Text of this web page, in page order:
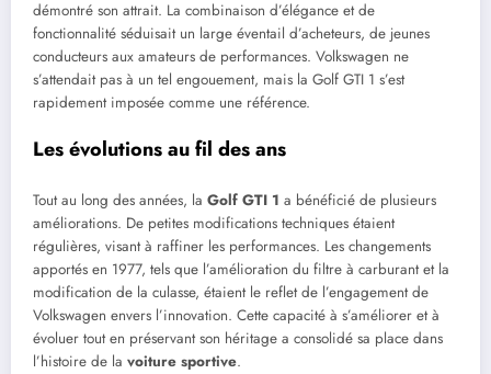
démontré son attrait. La combinaison d’élégance et de
fonctionnalité séduisait un large éventail d’acheteurs, de jeunes
conducteurs aux amateurs de performances. Volkswagen ne
s’attendait pas à un tel engouement, mais la Golf GTI 1 s’est
rapidement imposée comme une référence.
Les évolutions au fil des ans
Tout au long des années, la Golf GTI 1 a bénéficié de plusieurs
améliorations. De petites modifications techniques étaient
régulières, visant à raffiner les performances. Les changements
apportés en 1977, tels que l’amélioration du filtre à carburant et la
modification de la culasse, étaient le reflet de l’engagement de
Volkswagen envers l’innovation. Cette capacité à s’améliorer et à
évoluer tout en préservant son héritage a consolidé sa place dans
l’histoire de la voiture sportive.